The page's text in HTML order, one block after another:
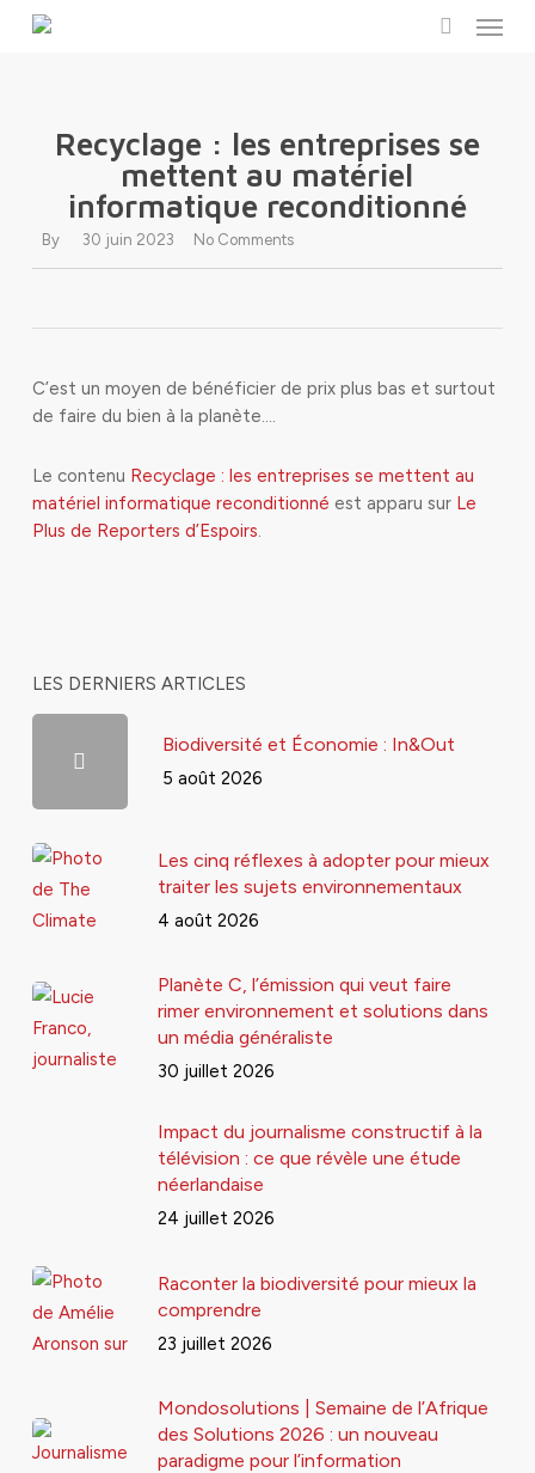
Menu
Recyclage : les entreprises se
mettent au matériel
informatique reconditionné
By 30 juin 2023 No Comments
C’est un moyen de bénéficier de prix plus bas et surtout
de faire du bien à la planète.…
Le contenu Recyclage : les entreprises se mettent au
matériel informatique reconditionné est apparu sur Le
Plus de Reporters d’Espoirs.
LES DERNIERS ARTICLES
Biodiversité et Économie : In&Out
5 août 2026
Les cinq réflexes à adopter pour mieux
traiter les sujets environnementaux
4 août 2026
Planète C, l’émission qui veut faire
rimer environnement et solutions dans
un média généraliste
30 juillet 2026
Impact du journalisme constructif à la
télévision : ce que révèle une étude
néerlandaise
24 juillet 2026
Raconter la biodiversité pour mieux la
comprendre
23 juillet 2026
Mondosolutions | Semaine de l’Afrique
des Solutions 2026 : un nouveau
paradigme pour l’information